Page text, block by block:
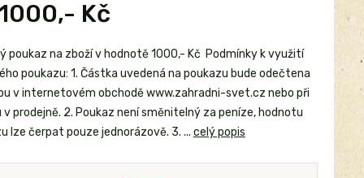
Kč
poukaz na zboží v hodnotě 1000,- Kč Podmínky k využití
poukazu: 1. Částka uvedená na poukazu bude odečtena
v internetovém obchodě www.zahradni-svet.cz nebo při
v prodejně. 2. Poukaz není směnitelný za peníze, hodnotu
lze čerpat pouze jednorázově. 3. ... celý popis